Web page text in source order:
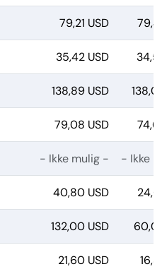
79,21 USD
35,42 USD
138,89 USD
79,08 USD
- Ikke mulig - - Ikke
40,80 USD
132,00 USD
21,60 USD